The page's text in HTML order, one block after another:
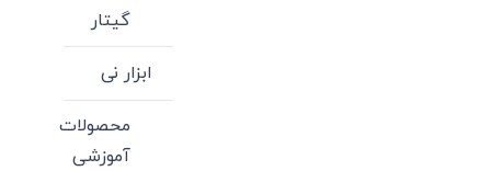
گیتار
ابزار نی
محصولات
آموزشی